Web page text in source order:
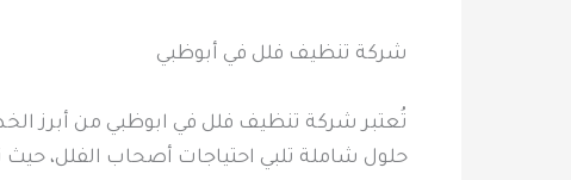
شركة تنظيف فلل في أبوظبي
تُعتبر شركة تنظيف فلل في ابوظبي من أبرز
حلول شاملة تلبي احتياجات أصحاب الفلل،